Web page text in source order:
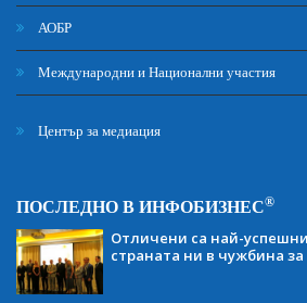
АОБР
Международни и Национални участия
Център за медиация
ПОСЛЕДНО В ИНФОБИЗНЕС®
Отличени са най-
страната ни в чужбина за